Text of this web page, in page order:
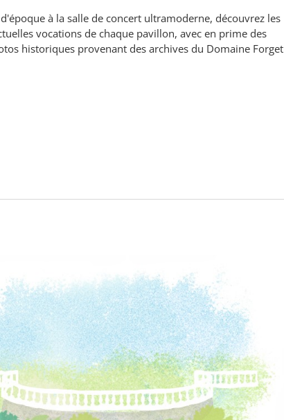
à la salle de concert ultramoderne, découvrez les
vocations de chaque pavillon, avec en prime des
historiques provenant des archives du Domaine Forget